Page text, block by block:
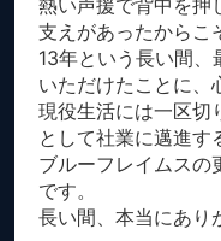
熱い声援で背中を押
支えがあったからこ
13年という長い間、
いただけたことに、
現役生活には一区切
として社業に邁進す
ブルーフレイムスの
です。
長い間、本当にあり